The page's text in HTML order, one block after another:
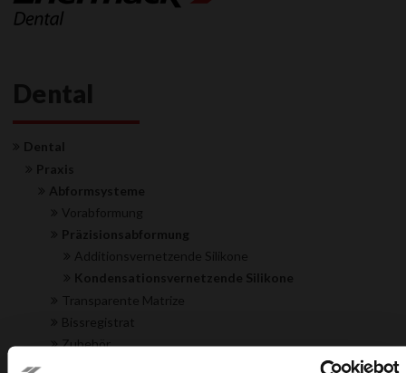
Dental
Dental
Praxis
Abformsysteme
Vorabformung
Präzisionsabformung
Additionsvernetzende Silikone
Kondensationsvernetzende Silikone
Transparente Matrize
Bissregistrat
Zubehör